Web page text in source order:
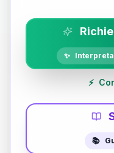
✨
⚡
📚